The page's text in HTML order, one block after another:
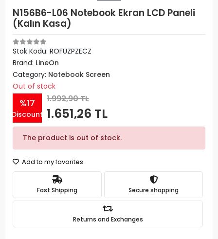
N156B6-L06 Notebook Ekran LCD Paneli
(Kalın Kasa)
Stok Kodu: ROFUZPZECZ
Brand: LineOn
Category: Notebook Screen
Out of stock
%17
Discount
1.992,90 TL
1.651,26 TL
The product is out of stock.
Add to my favorites
Fast Shipping Secure shopping
Returns and Exchanges